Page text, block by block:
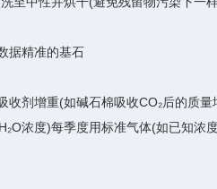
精准的基石
收剂增重(如碱石棉吸收CO₂后的质
浓度)每季度用标准气体(如已知浓